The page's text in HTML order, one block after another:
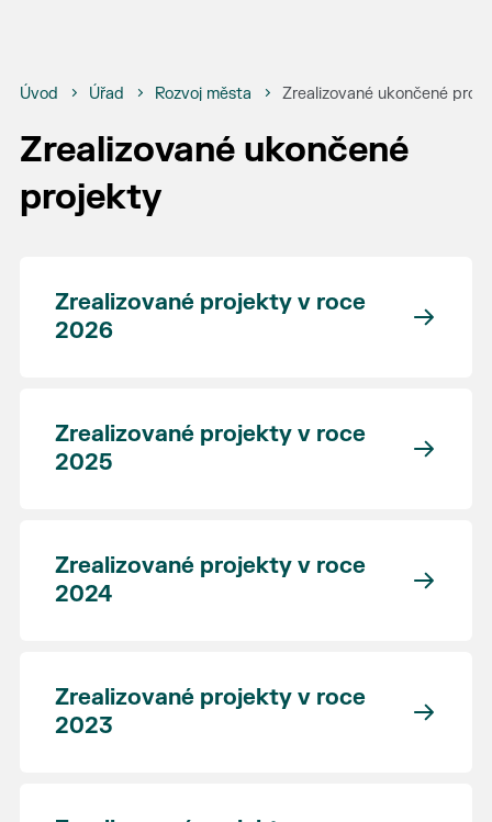
Úvod Úřad Rozvoj města Zrealizované ukončené
Zrealizované ukončené
projekty
Zrealizované projekty v roce
2026
Zrealizované projekty v roce
2025
Zrealizované projekty v roce
2024
Zrealizované projekty v roce
2023